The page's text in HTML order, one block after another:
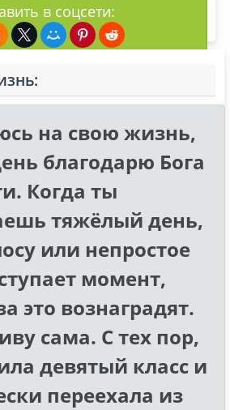
в соцсети:
на свою жизнь,
благодарю Бога
Когда ты
тяжёлый день,
или непростое
момент,
это вознаградят.
сама. С тех пор,
девятый класс и
переехала из